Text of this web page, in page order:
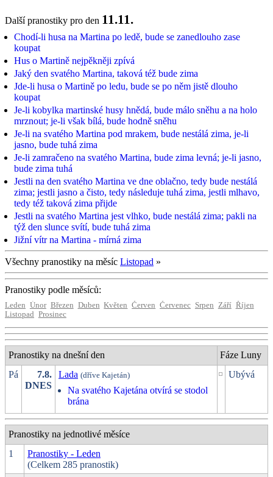
Další pranostiky pro den 11.11.
Chodí-li husa na Martina po ledě, bude se zanedlouho zase
koupat
Hus o Martině nejpěkněji zpívá
Jaký den svatého Martina, taková též bude zima
Jde-li husa o Martině po ledu, bude se po něm jistě dlouho
koupat
Je-li kobylka martinské husy hnědá, bude málo sněhu a na holo
mrznout; je-li však bílá, bude hodně sněhu
Je-li na svatého Martina pod mrakem, bude nestálá zima, je-li
jasno, bude tuhá zima
Je-li zamračeno na svatého Martina, bude zima levná; je-li jasno,
bude zima tuhá
Jestli na den svatého Martina ve dne oblačno, tedy bude nestálá
zima; jestli jasno a čisto, tedy následuje tuhá zima, jestli mlhavo,
tedy též taková zima přijde
Jestli na svatého Martina jest vlhko, bude nestálá zima; pakli na
týž den slunce svítí, bude tuhá zima
Jižní vítr na Martina - mírná zima
Všechny pranostiky na měsíc Listopad »
Pranostiky podle měsíců:
Leden Únor Březen Duben Květen Červen Červenec Srpen Září Říjen
Listopad Prosinec
Pranostiky na dnešní den
Fáze Luny
Pá
7.8.
DNES
Lada (dříve Kajetán)
Na svatého Kajetána otvírá se stodol
brána
Ubývá
Pranostiky na jednotlivé měsíce
1
Pranostiky - Leden
(Celkem 285 pranostik)